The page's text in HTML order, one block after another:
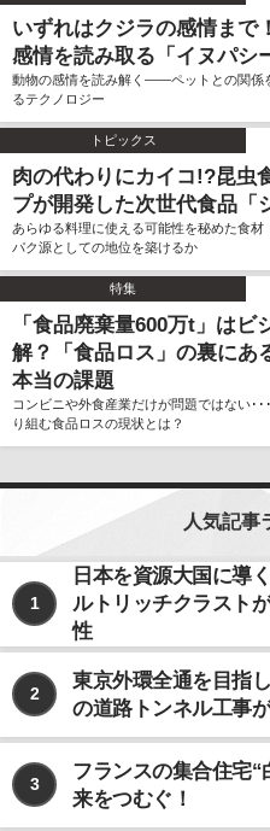
いずれはクジラの感情まで
感情を読み取る「イヌパシ
動物の感情を読み解く――ペットとの関係
るテクノロジー
トピックス
肉の代わりにカイコ!?昆虫
プが開発した次世代食品「
あらゆる料理に使える可能性を秘めた食材
パク源としての地位を築けるか
特集
「食品廃棄量600万t」はビ
解？「食品ロス」の裏にあ
本当の課題
コンビニや外食産業だけが問題ではない･
り組む食品ロスの現状とは？
人気記事
1
日本を資源大国に導
ルトリッチクラスト
性
2
東京外環全通を目指
の道路トンネル工事
3
フランスの集合住宅“
来をつむぐ！